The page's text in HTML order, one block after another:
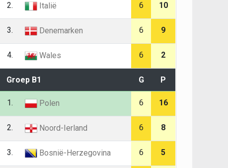
2. Italië 6 10
3. Denemarken 6 9
4. Wales 6 2
Groep B1 G P
1. Polen 6 16
2. Noord-Ierland 6 8
3. Bosnië-Herzegovina 6 5